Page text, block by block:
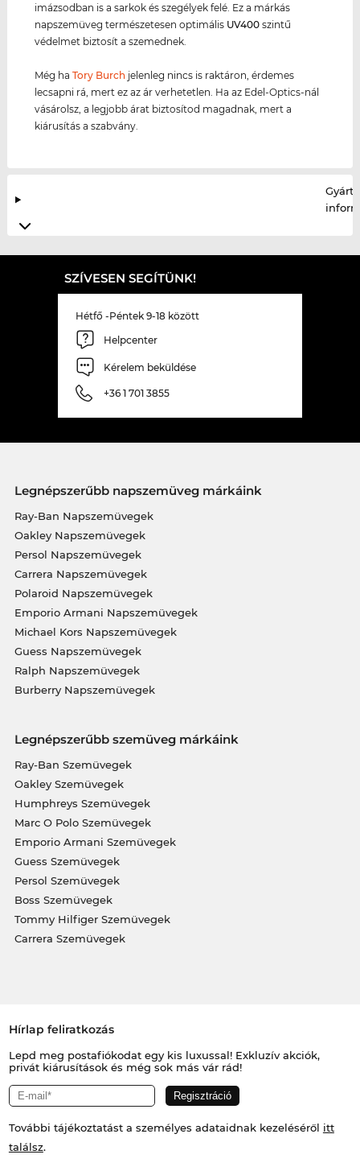
imázsodban is a sarkok és szegélyek felé. Ez a márkás
napszemüveg természetesen optimális UV400 szintű
védelmet biztosít a szemednek.
Még haTory Burch jelenleg nincs is raktáron, érdemes
lecsapni rá, mert ez az ár verhetetlen. Ha az Edel-Optics-nál
vásárolsz, a legjobb árat biztosítod magadnak, mert a
kiárusítás a szabvány.
SZÍVESEN SEGÍTÜNK!
Hétfő -Péntek 9-18 között
Helpcenter
Kérelem beküldése
+36 1 701 3855
Legnépszerűbb napszemüveg márkáink
Ray-Ban Napszemüvegek
Oakley Napszemüvegek
Persol Napszemüvegek
Carrera Napszemüvegek
Polaroid Napszemüvegek
Emporio Armani Napszemüvegek
Michael Kors Napszemüvegek
Guess Napszemüvegek
Ralph Napszemüvegek
Burberry Napszemüvegek
Legnépszerűbb szemüveg márkáink
Ray-Ban Szemüvegek
Oakley Szemüvegek
Humphreys Szemüvegek
Marc O Polo Szemüvegek
Emporio Armani Szemüvegek
Guess Szemüvegek
Persol Szemüvegek
Boss Szemüvegek
Tommy Hilfiger Szemüvegek
Carrera Szemüvegek
Hírlap feliratkozás
Lepd meg postafiókodat egy kis luxussal! Exkluzív akciók,
privát kiárusítások és még sok más vár rád!
További tájékoztatást a személyes adataidnak kezeléséről itt
találsz.